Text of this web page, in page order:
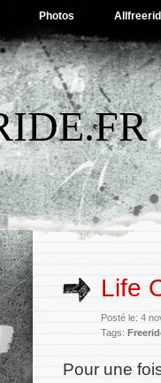
Photos
Life
Posté le: 4
Tags:
Pour une